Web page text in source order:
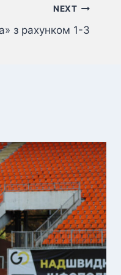
NEXT
з рахунком 1-3